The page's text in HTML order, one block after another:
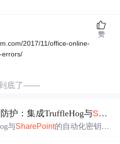
2017/11/office-online-
errors/
赞
底了——
护：集成TruffleHog与SharePoint
与SharePoint的自动化密钥泄